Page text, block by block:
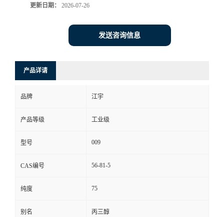
更新日期： 2026-07-26
发送咨询信息
产品详请
品牌 江宇
产品等级 工业级
型号 009
CAS编号 56-81-5
纯度 75
别名 丙三醇